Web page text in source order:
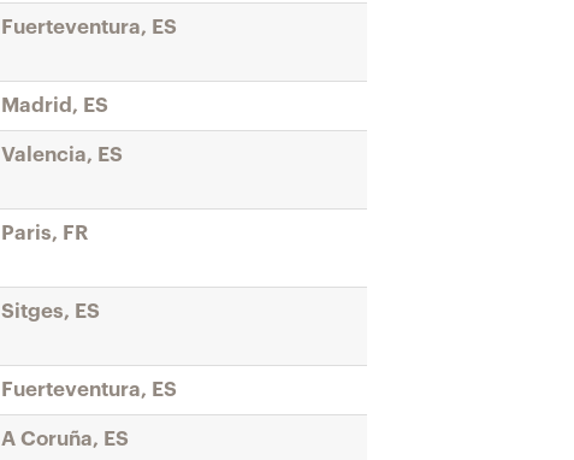
Fuerteventura, ES
Madrid, ES
Valencia, ES
Paris, FR
Sitges, ES
Fuerteventura, ES
A Coruña, ES